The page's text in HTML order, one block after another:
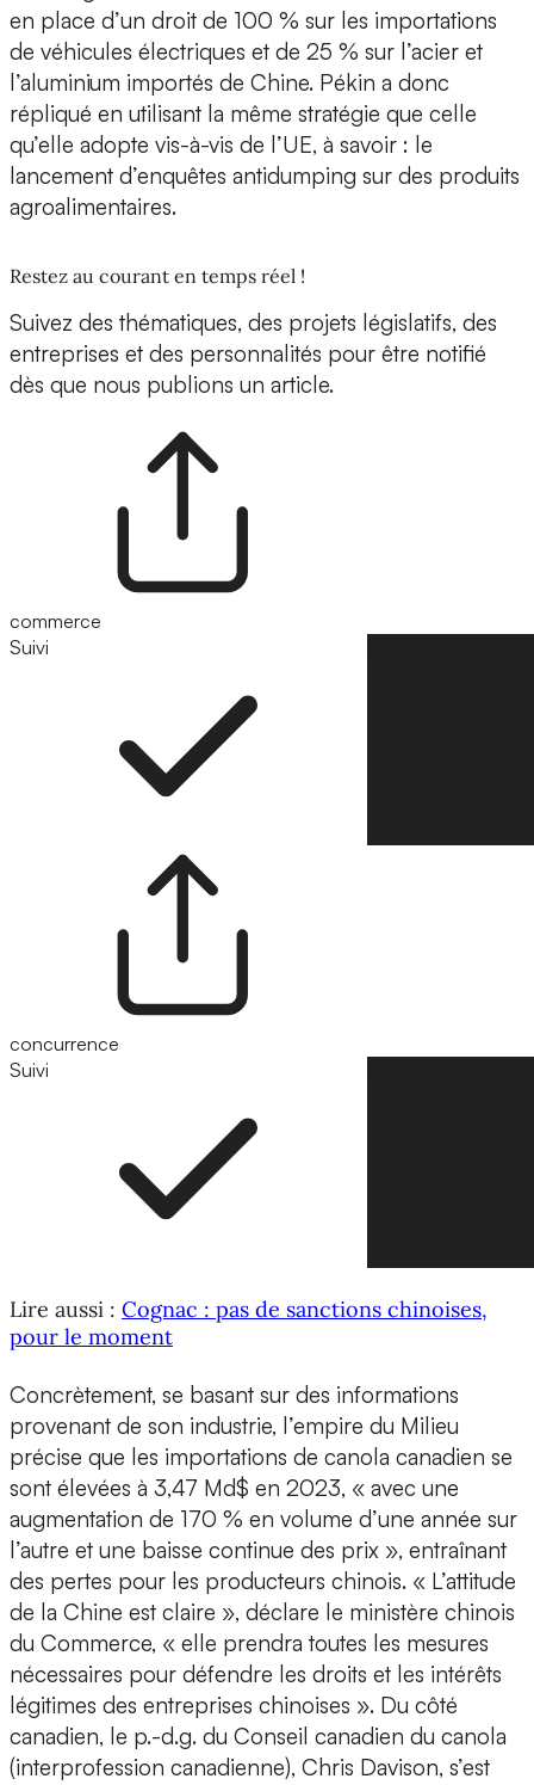
en place d’un droit de 100 % sur les importations
de véhicules électriques et de 25 % sur l’acier et
l’aluminium importés de Chine. Pékin a donc
répliqué en utilisant la même stratégie que celle
qu’elle adopte vis-à-vis de l’UE, à savoir : le
lancement d’enquêtes antidumping sur des produits
agroalimentaires.
Restez au courant en temps réel !
Suivez des thématiques, des projets législatifs, des
entreprises et des personnalités pour être notifié
dès que nous publions un article.
commerce
Suivi
concurrence
Suivi
Lire aussi : Cognac : pas de sanctions chinoises,
pour le moment
Concrètement, se basant sur des informations
provenant de son industrie, l’empire du Milieu
précise que les importations de canola canadien se
sont élevées à 3,47 Md$ en 2023, « avec une
augmentation de 170 % en volume d’une année sur
l’autre et une baisse continue des prix », entraînant
des pertes pour les producteurs chinois. « L’attitude
de la Chine est claire », déclare le ministère chinois
du Commerce, « elle prendra toutes les mesures
nécessaires pour défendre les droits et les intérêts
légitimes des entreprises chinoises ». Du côté
canadien, le p.-d.g. du Conseil canadien du canola
(interprofession canadienne), Chris Davison, s’est